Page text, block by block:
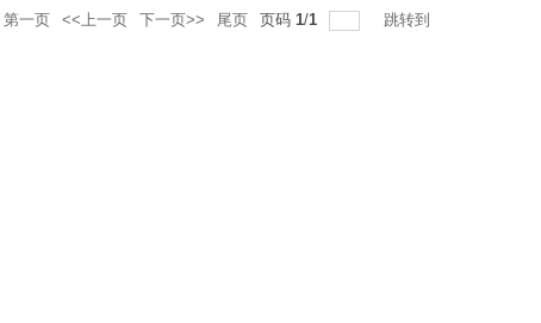
第一页 <<上一页 下一页>> 尾页 页码 1/1 跳转到